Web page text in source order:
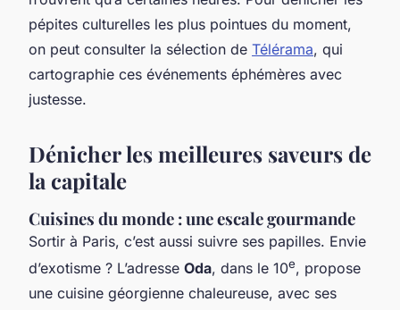
pépites culturelles les plus pointues du moment,
on peut consulter la sélection de Télérama, qui
cartographie ces événements éphémères avec
justesse.
Dénicher les meilleures saveurs de
la capitale
Cuisines du monde : une escale gourmande
Sortir à Paris, c’est aussi suivre ses papilles. Envie
d’exotisme ? L’adresse Oda, dans le 10e, propose
une cuisine géorgienne chaleureuse, avec ses